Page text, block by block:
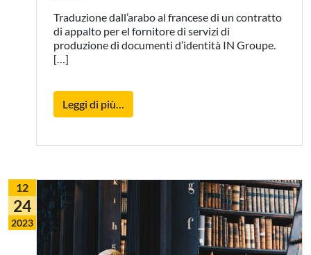
Traduzione dall’arabo al francese di un contratto
di appalto per el fornitore di servizi di
produzione di documenti d’identità IN Groupe.
[…]
Leggi di più…
12
24
2023